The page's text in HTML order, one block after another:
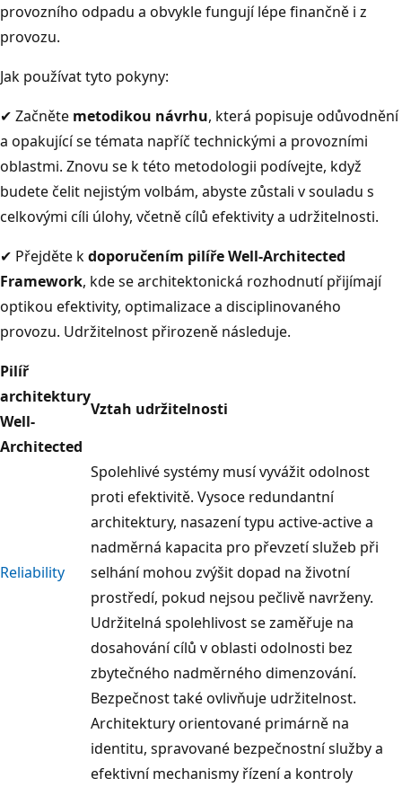
provozního odpadu a obvykle fungují lépe finančně i z
provozu.
Jak používat tyto pokyny:
✔ Začněte metodikou návrhu, která popisuje odůvodnění
a opakující se témata napříč technickými a provozními
oblastmi. Znovu se k této metodologii podívejte, když
budete čelit nejistým volbám, abyste zůstali v souladu s
celkovými cíli úlohy, včetně cílů efektivity a udržitelnosti.
✔ Přejděte kdoporučením pilíře Well-Architected
Framework, kde se architektonická rozhodnutí přijímají
optikou efektivity, optimalizace a disciplinovaného
provozu. Udržitelnost přirozeně následuje.
Pilíř
architektury
Well-
Architected
Vztah udržitelnosti
Reliability
Spolehlivé systémy musí vyvážit odolnost
proti efektivitě. Vysoce redundantní
architektury, nasazení typu active-active a
nadměrná kapacita pro převzetí služeb při
selhání mohou zvýšit dopad na životní
prostředí, pokud nejsou pečlivě navrženy.
Udržitelná spolehlivost se zaměřuje na
dosahování cílů v oblasti odolnosti bez
zbytečného nadměrného dimenzování.
Bezpečnost také ovlivňuje udržitelnost.
Architektury orientované primárně na
identitu, spravované bezpečnostní služby a
efektivní mechanismy řízení a kontroly